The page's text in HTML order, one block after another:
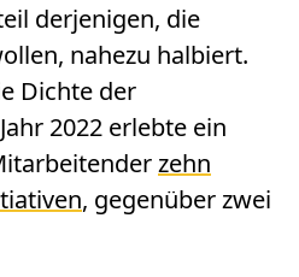
derjenigen, die
nahezu halbiert.
Dichte der
2022 erlebte ein
zehn
, gegenüber zwei